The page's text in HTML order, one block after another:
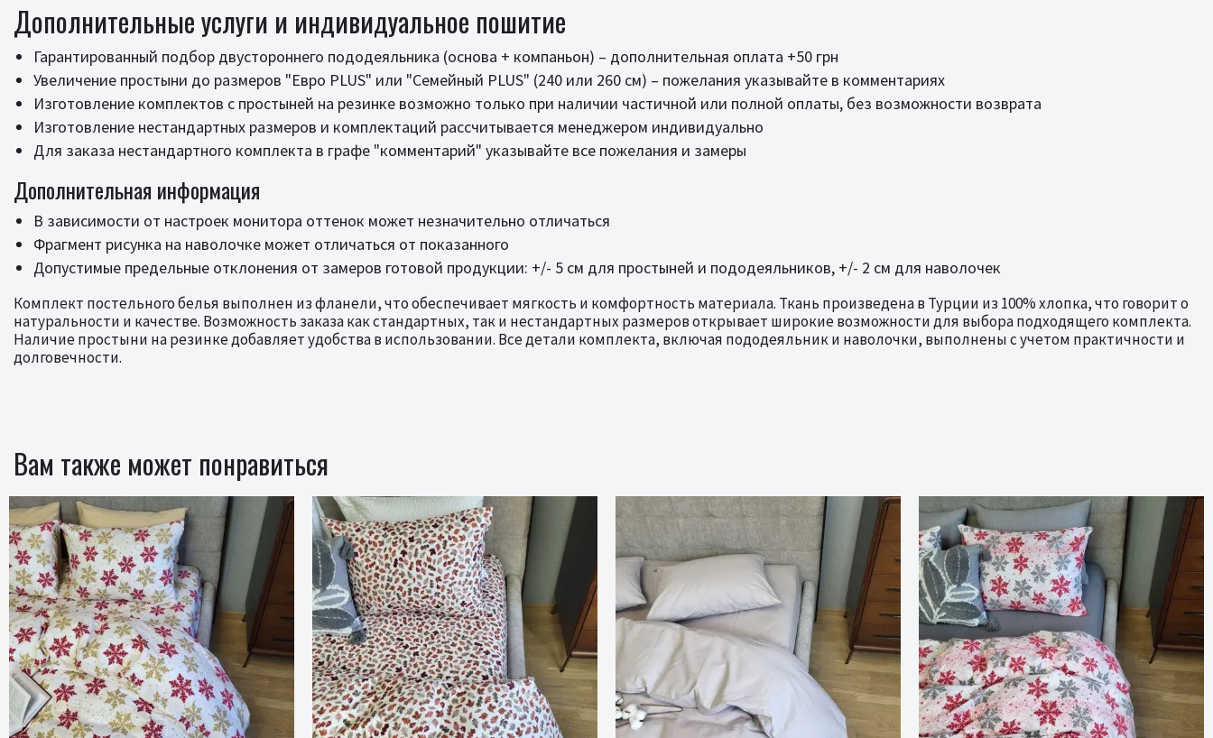
Дополнительные услуги и индивидуальное пошитие
Гарантированный подбор двустороннего пододеяльника (основа + компаньон) – дополнительная оплата +50 грн
Увеличение простыни до размеров "Евро PLUS" или "Семейный PLUS" (240 или 260 см) – пожелания указывайте в комментариях
Изготовление комплектов с простыней на резинке возможно только при наличии частичной или полной оплаты, без возможности возврата
Изготовление нестандартных размеров и комплектаций рассчитывается менеджером индивидуально
Для заказа нестандартного комплекта в графе "комментарий" указывайте все пожелания и замеры
Дополнительная информация
В зависимости от настроек монитора оттенок может незначительно отличаться
Фрагмент рисунка на наволочке может отличаться от показанного
Допустимые предельные отклонения от замеров готовой продукции: +/- 5 см для простыней и пододеяльников, +/- 2 см для наволочек
Комплект постельного белья выполнен из фланели, что обеспечивает мягкость и комфортность материала. Ткань произведена в Турции из 100% хлопка, что говорит о
натуральности и качестве. Возможность заказа как стандартных, так и нестандартных размеров открывает широкие возможности для выбора подходящего комплекта.
Наличие простыни на резинке добавляет удобства в использовании. Все детали комплекта, включая пододеяльник и наволочки, выполнены с учетом практичности и
долговечности.
Вам также может понравиться